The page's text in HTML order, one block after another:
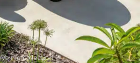
Voir la collection